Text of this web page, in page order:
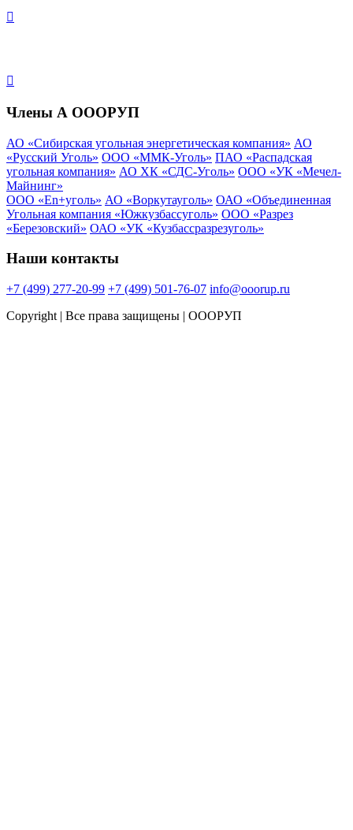
Члены А ОООРУП
АО «Сибирская угольная энергетическая компания» АО
«Русский Уголь» ООО «ММК-Уголь» ПАО «Распадская
угольная компания» АО ХК «СДС-Уголь» ООО «УК «Мечел-
Майнинг»
ООО «En+уголь» АО «Воркутауголь» ОАО «Объединенная
Угольная компания «Южкузбассуголь» ООО «Разрез
«Березовский» ОАО «УК «Кузбассразрезуголь»
Наши контакты
+7 (499) 277-20-99 +7 (499) 501-76-07 info@ooorup.ru
Copyright | Все права защищены | ОООРУП